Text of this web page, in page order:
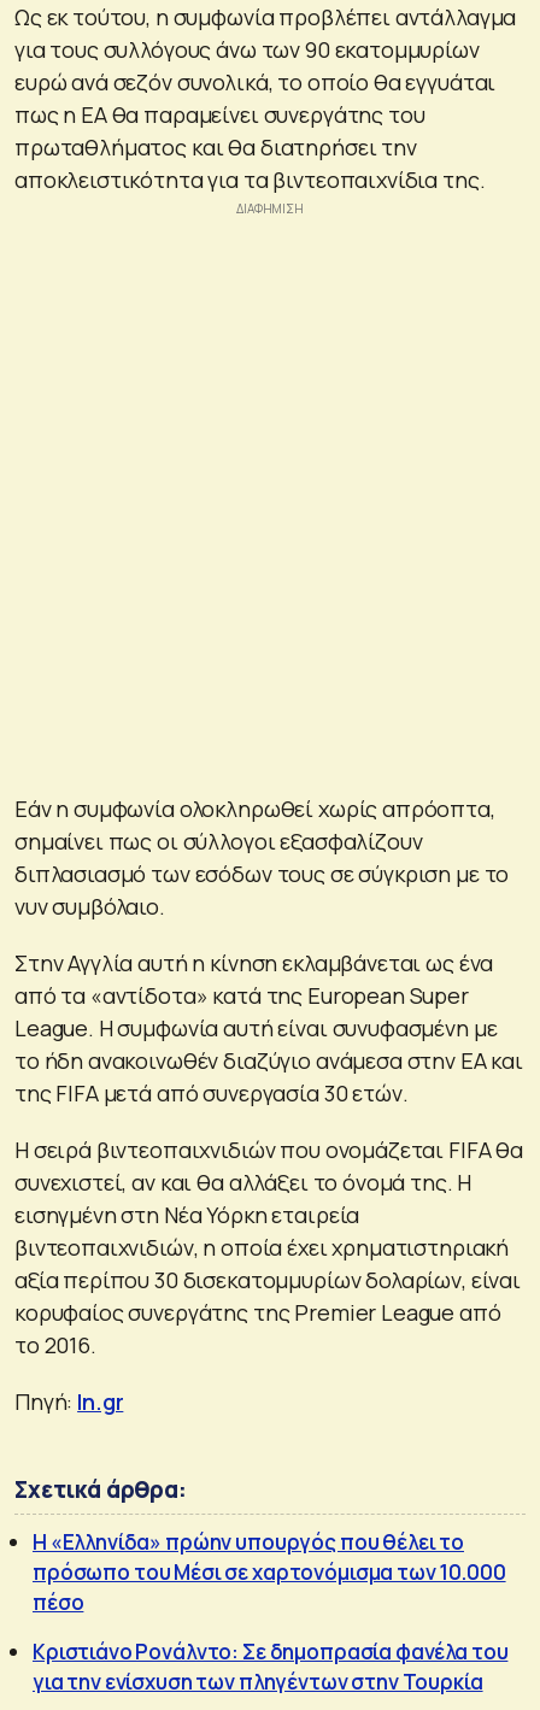
Ως εκ τούτου, η συμφωνία προβλέπει αντάλλαγμα
για τους συλλόγους άνω των 90 εκατομμυρίων
ευρώ ανά σεζόν συνολικά, το οποίο θα εγγυάται
πως η EA θα παραμείνει συνεργάτης του
πρωταθλήματος και θα διατηρήσει την
αποκλειστικότητα για τα βιντεοπαιχνίδια της.
Εάν η συμφωνία ολοκληρωθεί χωρίς απρόοπτα,
σημαίνει πως οι σύλλογοι εξασφαλίζουν
διπλασιασμό των εσόδων τους σε σύγκριση με το
νυν συμβόλαιο.
Στην Αγγλία αυτή η κίνηση εκλαμβάνεται ως ένα
από τα «αντίδοτα» κατά της European Super
League. Η συμφωνία αυτή είναι συνυφασμένη με
το ήδη ανακοινωθέν διαζύγιο ανάμεσα στην EA και
της FIFA μετά από συνεργασία 30 ετών.
Η σειρά βιντεοπαιχνιδιών που ονομάζεται FIFA θα
συνεχιστεί, αν και θα αλλάξει το όνομά της. Η
εισηγμένη στη Νέα Υόρκη εταιρεία
βιντεοπαιχνιδιών, η οποία έχει χρηματιστηριακή
αξία περίπου 30 δισεκατομμυρίων δολαρίων, είναι
κορυφαίος συνεργάτης της Premier League από
το 2016.
Πηγή: In.gr
Σχετικά άρθρα:
Η «Ελληνίδα» πρώην υπουργός που θέλει το
πρόσωπο του Μέσι σε χαρτονόμισμα των 10.000
πέσο
Κριστιάνο Ρονάλντο: Σε δημοπρασία φανέλα του
για την ενίσχυση των πληγέντων στην Τουρκία